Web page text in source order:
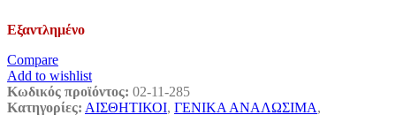
Εξαντλημένο
Compare
Add to wishlist
Κωδικός προϊόντος: 02-11-285
Κατηγορίες: ΑΙΣΘΗΤΙΚΟΙ, ΓΕΝΙΚΑ ΑΝΑΛΩΣΙΜΑ,